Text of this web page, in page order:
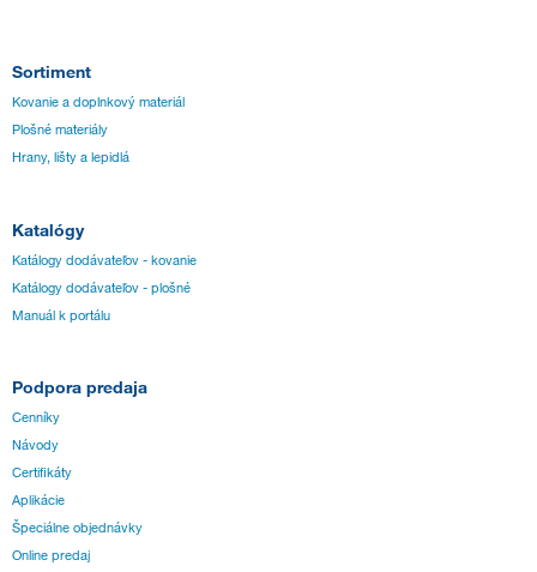
Sortiment
Kovanie a doplnkový materiál
Plošné materiály
Hrany, lišty a lepidlá
Katalógy
Katálogy dodávateľov - kovanie
Katálogy dodávateľov - plošné
Manuál k portálu
Podpora predaja
Cenníky
Návody
Certifikáty
Aplikácie
Špeciálne objednávky
Online predaj